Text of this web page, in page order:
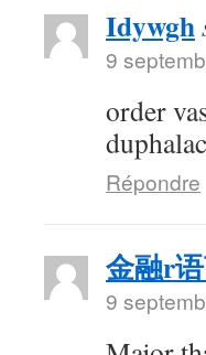
Idywgh
9
order
Répondre
金融r
9